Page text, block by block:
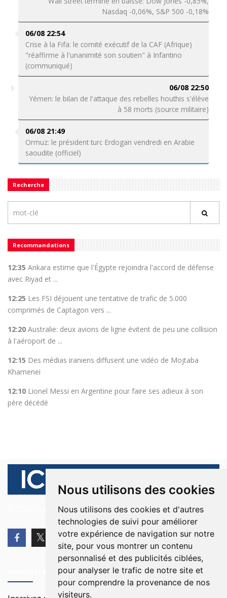
Nous utilisons des cookies
Nous utilisons des cookies et d'autres
technologies de suivi pour améliorer
votre expérience de navigation sur notre
site, pour vous montrer un contenu
personnalisé et des publicités ciblées,
pour analyser le trafic de notre site et
pour comprendre la provenance de nos
visiteurs.
Nasdaq -0,06%, S&P 500 -0,18%
06/08 22:54
Crise à la Fifa: le comité exécutif de la CAF (Afrique)
"réaffirme à l'unanimité son soutien" à Infantino
(communiqué)
06/08 22:50
Yémen: le bilan de l'attaque des rebelles houthis s'élève
à 58 morts (source militaire)
06/08 21:49
Ormuz: le président turc Erdogan vendredi en Arabie
saoudite (officiel)
Recherche
Recommandations
12:35 Ankara estime que l'Égypte rejoindra l'accord de défense
avec Riyad et ...
12:25 Les FSI déjouent une tentative de trafic de 5.000
comprimés de Captagon vers ...
12:20 Australie: deux avions de ligne évitent de peu une collision
à l'aéroport de ...
12:15 Des médias iraniens diffusent une vidéo de Mojtaba
Khamenei
12:10 Lionel Messi en Argentine pour faire ses adieux à son
père décédé
© 2026 Ici Beyrouth. Tous les droits sont réservés.